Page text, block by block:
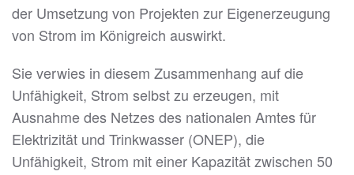
der Umsetzung von Projekten zur Eigenerzeugung
von Strom im Königreich auswirkt.
Sie verwies in diesem Zusammenhang auf die
Unfähigkeit, Strom selbst zu erzeugen, mit
Ausnahme des Netzes des nationalen Amtes für
Elektrizität und Trinkwasser (ONEP), die
Unfähigkeit, Strom mit einer Kapazität zwischen 50